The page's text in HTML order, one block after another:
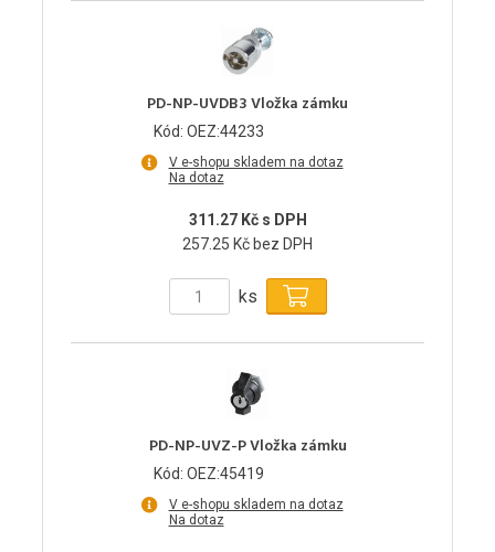
PD-NP-UVDB3 Vložka zámku
Kód: OEZ:44233
V e-shopu skladem na dotaz
Na dotaz
311.27 Kč s DPH
257.25 Kč bez DPH
ks
PD-NP-UVZ-P Vložka zámku
Kód: OEZ:45419
V e-shopu skladem na dotaz
Na dotaz